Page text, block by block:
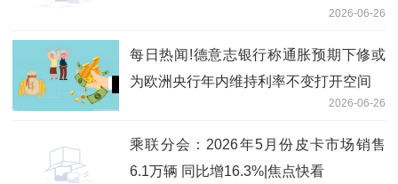
2026-06-26
每日热闻!德意志银行称通胀预期下修或
为欧洲央行年内维持利率不变打开空间
2026-06-26
乘联分会：2026年5月份皮卡市场销售
6.1万辆 同比增16.3%|焦点快看